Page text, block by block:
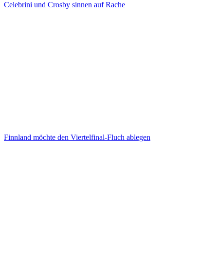
Celebrini und Crosby sinnen auf Rache
Finnland möchte den Viertelfinal-Fluch ablegen